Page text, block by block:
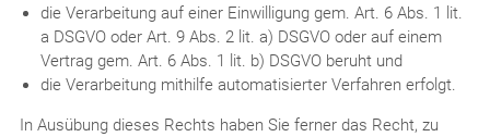
die Verarbeitung auf einer Einwilligung gem. Art. 6 Abs. 1 lit.
a DSGVO oder Art. 9 Abs. 2 lit. a) DSGVO oder auf einem
Vertrag gem. Art. 6 Abs. 1 lit. b) DSGVO beruht und
die Verarbeitung mithilfe automatisierter Verfahren erfolgt.
In Ausübung dieses Rechts haben Sie ferner das Recht, zu